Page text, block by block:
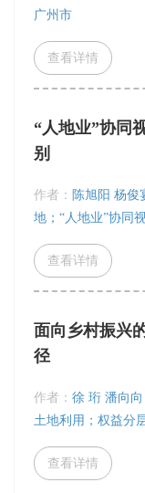
广州市
查看详情
“人地业”协同
别
作者： 陈旭阳 杨俊
地；“人地业”协同
查看详情
面向乡村振兴
径
作者： 徐 珩 潘向
土地利用；权益分
查看详情